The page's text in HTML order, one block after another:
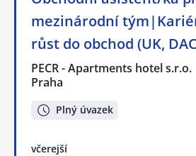
mezinárodní
růst do obchod (UK,
PECR - Apartments hotel s.r.o.
Praha
Plný úvazek
včerejší